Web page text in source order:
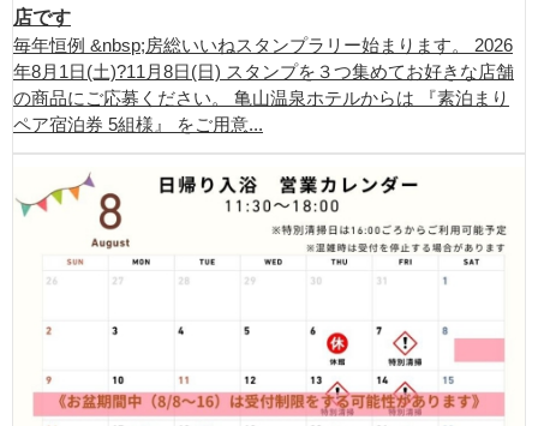
店です
毎年恒例 &nbsp;房総いいねスタンプラリー始まります。 2026
年8月1日(土)?11月8日(日) スタンプを３つ集めてお好きな店舗
の商品にご応募ください。 亀山温泉ホテルからは 『素泊まり
ペア宿泊券 5組様』 をご用意...